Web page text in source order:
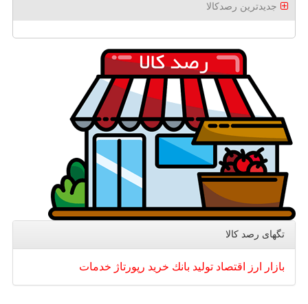
جدیدترین رصدکالا
تگهای رصد كالا
بازار ارز اقتصاد تولید بانك خرید رپورتاژ خدمات